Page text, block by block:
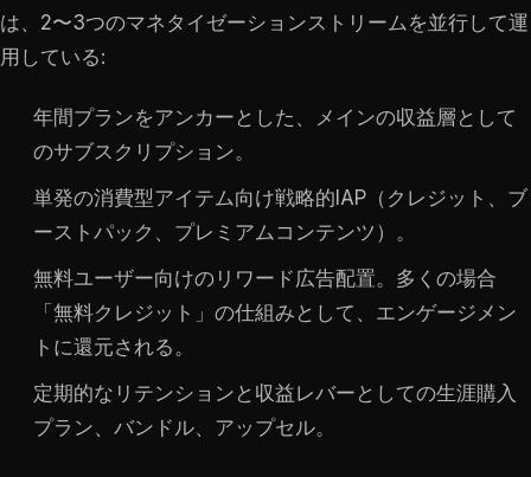
は、2〜3つのマネタイゼーションストリームを並行して運
用している:
年間プランをアンカーとした、メインの収益層として
のサブスクリプション。
単発の消費型アイテム向け戦略的IAP（クレジット、ブ
ーストパック、プレミアムコンテンツ）。
無料ユーザー向けのリワード広告配置。多くの場合
「無料クレジット」の仕組みとして、エンゲージメン
トに還元される。
定期的なリテンションと収益レバーとしての生涯購入
プラン、バンドル、アップセル。